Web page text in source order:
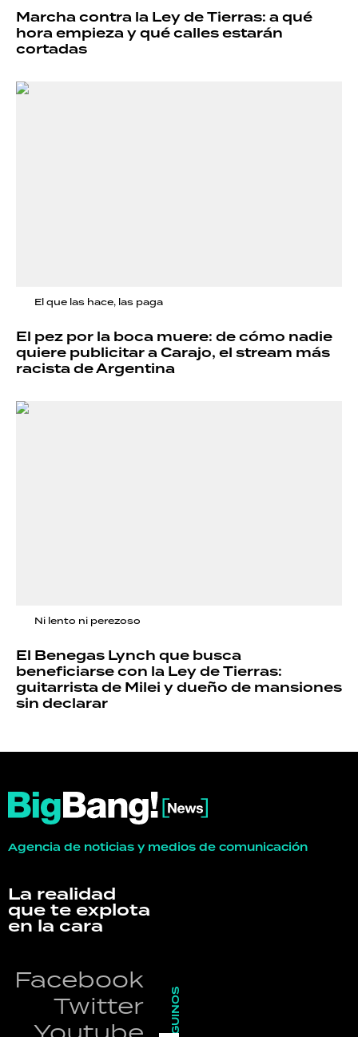
Marcha contra la Ley de Tierras: a qué
hora empieza y qué calles estarán
cortadas
El que las hace, las paga
El pez por la boca muere: de cómo nadie
quiere publicitar a Carajo, el stream más
racista de Argentina
Ni lento ni perezoso
El Benegas Lynch que busca
beneficiarse con la Ley de Tierras:
guitarrista de Milei y dueño de mansiones
sin declarar
Agencia de noticias y medios de comunicación
La realidad
que te explota
en la cara
Facebook
Twitter
SEGUINOS